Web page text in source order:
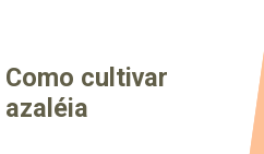
Como cultivar
azaléia